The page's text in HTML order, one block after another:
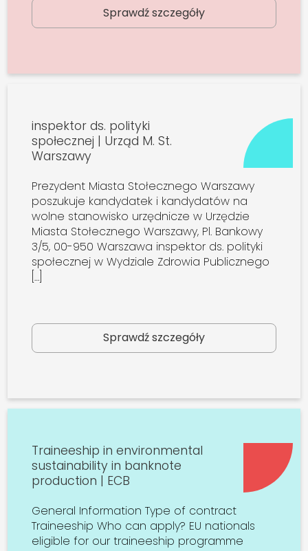
Sprawdź szczegóły
inspektor ds. polityki
społecznej | Urząd M. St.
Warszawy
Prezydent Miasta Stołecznego Warszawy
poszukuje kandydatek i kandydatów na
wolne stanowisko urzędnicze w Urzędzie
Miasta Stołecznego Warszawy, Pl. Bankowy
3/5, 00-950 Warszawa inspektor ds. polityki
społecznej w Wydziale Zdrowia Publicznego
[…]
Sprawdź szczegóły
Traineeship in environmental
sustainability in banknote
production | ECB
General Information Type of contract
Traineeship Who can apply? EU nationals
eligible for our traineeship programme